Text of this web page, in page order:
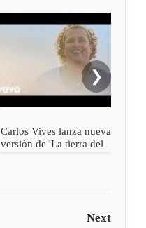
Carlos Vives lanza nueva
versión de 'La tierra del
❯
Next